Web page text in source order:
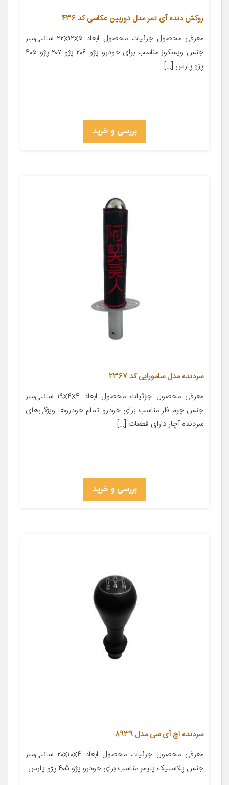
روکش دنده آی تمر مدل دوربین عکاسی کد 436
معرفی محصول جزئیات محصول ابعاد ۲۲x۱۲x۵ سانتی‌متر
جنس ویسکوز مناسب برای خودرو پژو ۲۰۶ پژو ۲۰۷ پژو ۴۰۵
پژو پارس […]
بررسی و خرید
سردنده مدل سامورایی کد 2367
معرفی محصول جزئیات محصول ابعاد ۱۹x۴x۴ سانتی‌متر
جنس چرم فلز مناسب برای خودرو تمام خودروها ویژگی‌های
سردنده آچار دارای قطعات […]
بررسی و خرید
سردنده اچ آی سی مدل 8939
معرفی محصول جزئیات محصول ابعاد ۲۰x۱۰x۴ سانتی‌متر
جنس پلاستیک پلیمر مناسب برای خودرو پژو ۴۰۵ پژو پارس